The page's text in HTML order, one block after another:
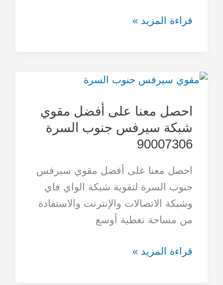
قراءة المزيد »
احصل معنا على أفضل مقوي
شبكة سيرفس جنوب السرة
90007306
احصل معنا على أفضل مقوي سيرفس
جنوب السرة لتقوية شبكة الواي فاي
وشبكة الاتصالات والإنترنت والاستفادة
من مساحة تغطية أوسع
احصل
على
أفضل
مقوي
سيرفس
جنوب
السرة
90007306
قراءة المزيد »